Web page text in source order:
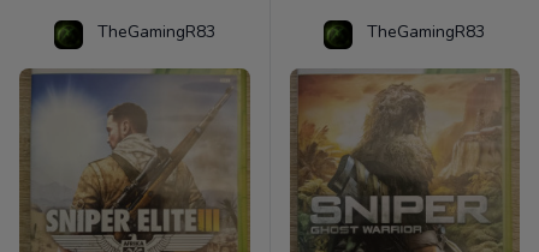
TheGamingR83 TheGamingR83